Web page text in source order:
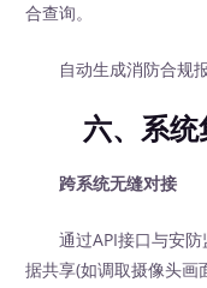
合查询。
自动生成消防合规报
六、系
跨系统无缝对接
通过API接口与安防
据共享(如调取摄像头画